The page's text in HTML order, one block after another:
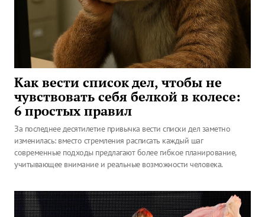
Как вести список дел, чтобы не
чувствовать себя белкой в колесе:
6 простых правил
За последнее десятилетие привычка вести списки дел заметно
изменилась: вместо стремления расписать каждый шаг
современные подходы предлагают более гибкое планирование,
учитывающее внимание и реальные возможности человека.